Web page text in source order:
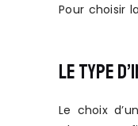
Pour choisir
LE TYPE
Le choix